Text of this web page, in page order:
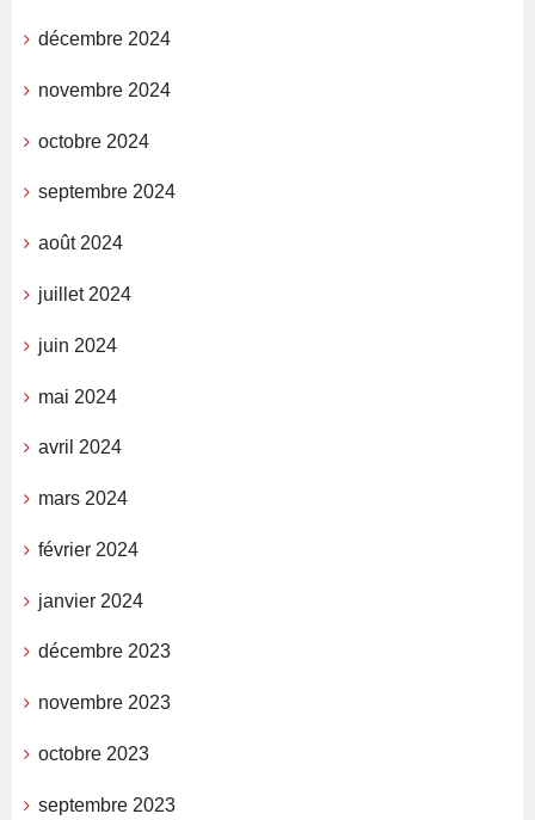
décembre 2024
novembre 2024
octobre 2024
septembre 2024
août 2024
juillet 2024
juin 2024
mai 2024
avril 2024
mars 2024
février 2024
janvier 2024
décembre 2023
novembre 2023
octobre 2023
septembre 2023